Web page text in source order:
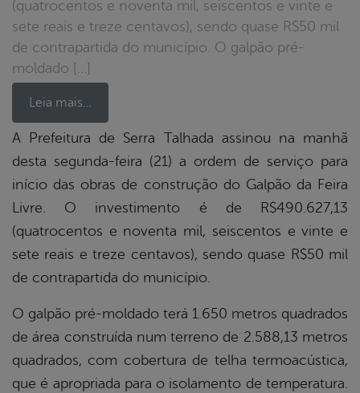
(quatrocentos e noventa mil, seiscentos e vinte e
sete reais e treze centavos), sendo quase R$50 mil
de contrapartida do município. O galpão pré-
moldado […]
Leia mais…
A Prefeitura de Serra Talhada assinou na manhã
desta segunda-feira (21) a ordem de serviço para
início das obras de construção do Galpão da Feira
Livre. O investimento é de R$490.627,13
(quatrocentos e noventa mil, seiscentos e vinte e
sete reais e treze centavos), sendo quase R$50 mil
de contrapartida do município.
O galpão pré-moldado terá 1.650 metros quadrados
de área construída num terreno de 2.588,13 metros
quadrados, com cobertura de telha termoacústica,
que é apropriada para o isolamento de temperatura.